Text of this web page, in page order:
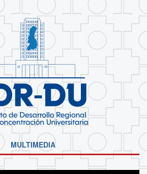
MULTIMEDIA